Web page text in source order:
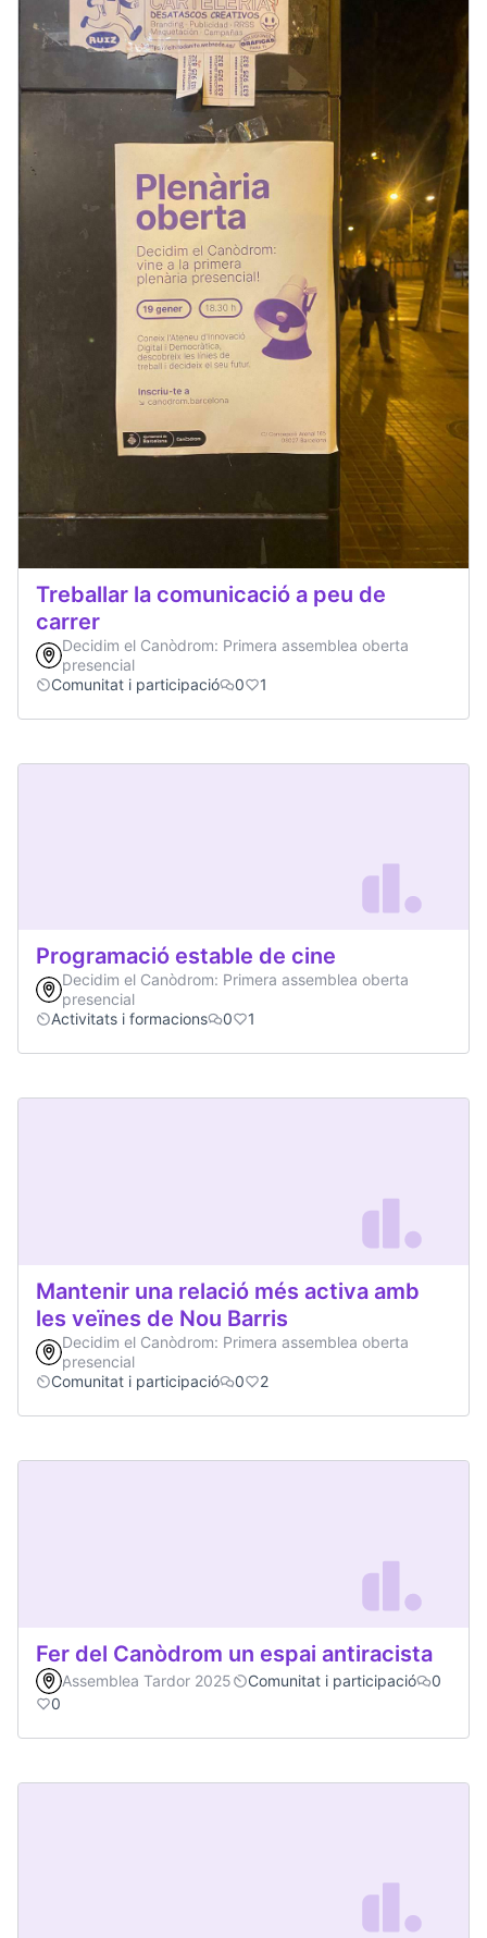
Treballar la comunicació a peu de
carrer
Decidim el Canòdrom: Primera assemblea oberta
presencial
Comunitat i participació
0 1
Programació estable de cine
Decidim el Canòdrom: Primera assemblea oberta
presencial
Activitats i formacions
0 1
Mantenir una relació més activa amb
les veïnes de Nou Barris
Decidim el Canòdrom: Primera assemblea oberta
presencial
Comunitat i participació
0 2
Fer del Canòdrom un espai antiracista
Assemblea Tardor 2025 Comunitat i participació
0
0